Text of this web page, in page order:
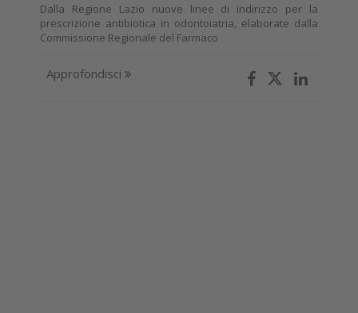
Dalla Regione Lazio nuove linee di indirizzo per la
prescrizione antibiotica in odontoiatria, elaborate dalla
Commissione Regionale del Farmaco
Approfondisci